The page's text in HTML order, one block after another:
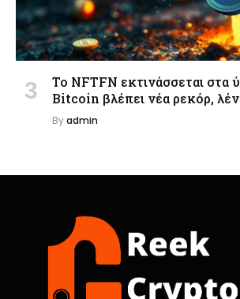
Το NFTFN εκτινάσσεται στα
Bitcoin βλέπει νέα ρεκόρ,
Byadmin